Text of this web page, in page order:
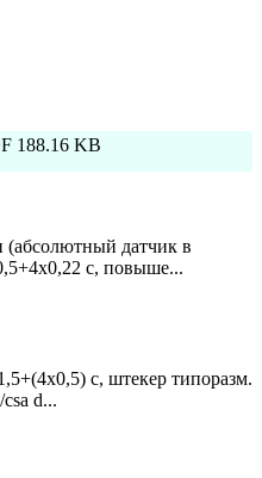
188.16 KB
(абсолютный датчик в
c, повыше...
c, штекер типоразм.
d...